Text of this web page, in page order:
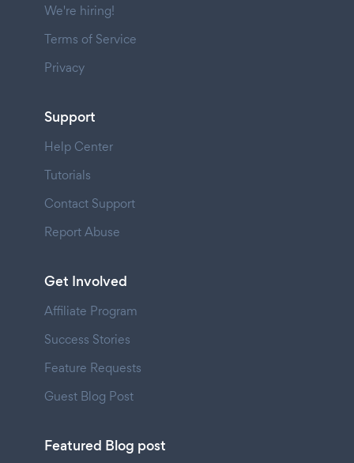
We're hiring!
Terms of Service
Privacy
Support
Help Center
Tutorials
Contact Support
Report Abuse
Get Involved
Affiliate Program
Success Stories
Feature Requests
Guest Blog Post
Featured Blog post